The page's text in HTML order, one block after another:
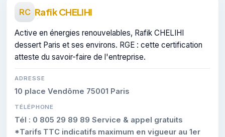
RC Rafik CHELIHI
Active en énergies renouvelables, Rafik CHELIHI
dessert Paris et ses environs. RGE : cette certification
atteste du savoir-faire de l'entreprise.
ADRESSE
10 place Vendôme 75001 Paris
TÉLÉPHONE
Tél : 0 805 29 89 89 Service & appel gratuits
*Tarifs TTC indicatifs maximum en vigueur au 1er